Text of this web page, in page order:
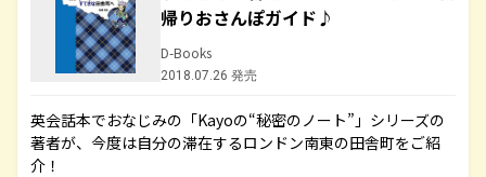
帰りおさんぽガイド♪
D-Books
2018.07.26 発売
英会話本でおなじみの「Kayoの“秘密のノート”」シリーズの
著者が、今度は自分の滞在するロンドン南東の田舎町をご紹
介！